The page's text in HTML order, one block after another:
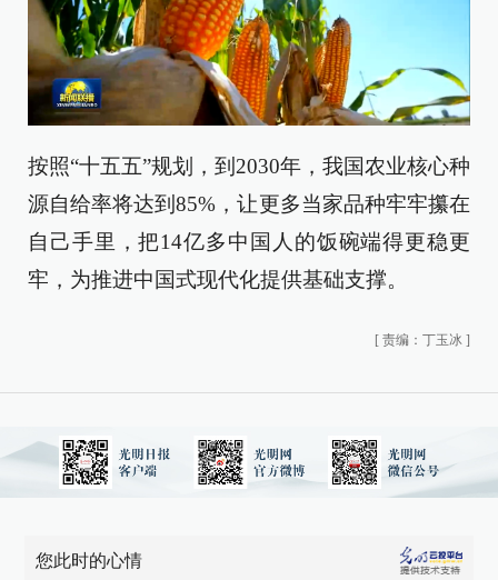
按照“十五五”规划，到2030年，我国农业核心种
源自给率将达到85%，让更多当家品种牢牢攥在
自己手里，把14亿多中国人的饭碗端得更稳更
牢，为推进中国式现代化提供基础支撑。
[ 责编：丁玉冰 ]
您此时的心情